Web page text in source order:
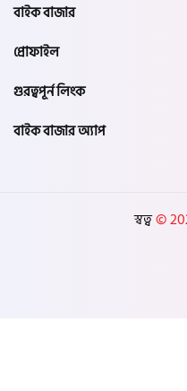
বাইক বাজার
প্রোফাইল
গুরত্বপূর্ন লিংক
বাইক বাজার অ্যাপ
স্বত্ব©